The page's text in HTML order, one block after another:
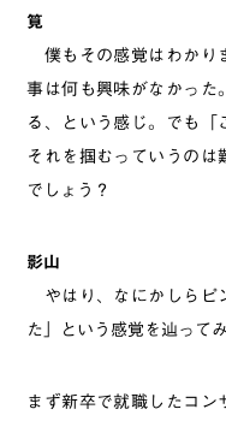
筧
僕もその感覚はわかり
事は何も興味がなかった
る、という感じ。でも
それを掴むっていうの
でしょう？
影山
やはり、なにかしらピ
た」という感覚を辿って
まず新卒で就職したコン